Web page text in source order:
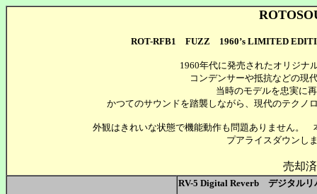
ROT-RFB1 FUZZ 1960ʼs LIMITED
1960年代に発売されたオリジナ
コンデンサーや抵抗などの現
当時のモデルを忠実に
かつてのサウンドを踏襲しながら、現代のテクノ
外観はきれいな状態で機能動作も問題ありません
プアライスダウンし
売却済
RV-5 Digital Reverb デジタルリ